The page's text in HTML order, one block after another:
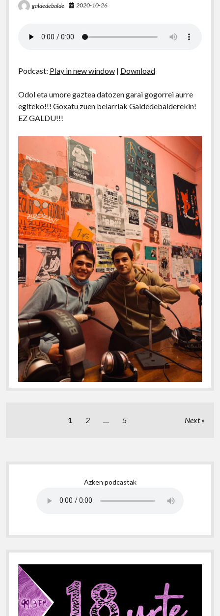
galdedebalde 2020-10-26
Podcast: Play in new window| Download
Odol eta umore gaztea datozen garai gogorrei aurre
egiteko!!! Goxatu zuen belarriak Galdedebalderekin!
EZ GALDU!!!
1 2 … 5 Next
Sidebar
Azken podcastak